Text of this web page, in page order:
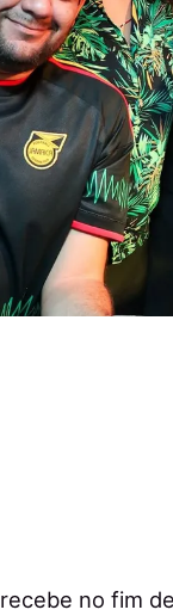
no fim